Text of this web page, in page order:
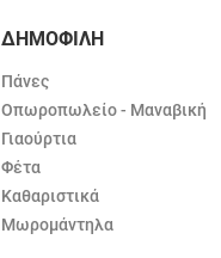
ΔΗΜΟΦΙΛΗ
Πάνες
Οπωροπωλείο - Μαναβική
Γιαούρτια
Φέτα
Καθαριστικά
Μωρομάντηλα